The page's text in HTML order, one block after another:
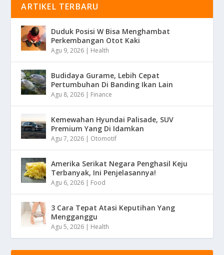
ARTIKEL TERBARU
Duduk Posisi W Bisa Menghambat
Perkembangan Otot Kaki
Agu 9, 2026 | Health
Budidaya Gurame, Lebih Cepat
Pertumbuhan Di Banding Ikan Lain
Agu 8, 2026 | Finance
Kemewahan Hyundai Palisade, SUV
Premium Yang Di Idamkan
Agu 7, 2026 | Otomotif
Amerika Serikat Negara Penghasil Keju
Terbanyak, Ini Penjelasannya!
Agu 6, 2026 | Food
3 Cara Tepat Atasi Keputihan Yang
Mengganggu
Agu 5, 2026 | Health